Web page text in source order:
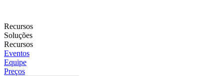
Recursos
Soluções
Recursos
Eventos
Equipe
Preços